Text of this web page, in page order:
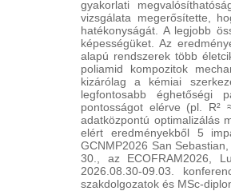
gyakorlati
vizsgálata megerősítette,
hatékonyságát. A legjobb
képességüket. Az
alapú rendszerek több
poliamid kompozitok
kizárólag a kémiai
legfontosabb éghetőségi
pontosságot elérve (pl. R²
adatközpontú optimalizálás
elért eredményekből 5
GCNMP2026 San
30., az ECOFRAM2026,
2026.08.30-09.03.
szakdolgozatok és MSc-